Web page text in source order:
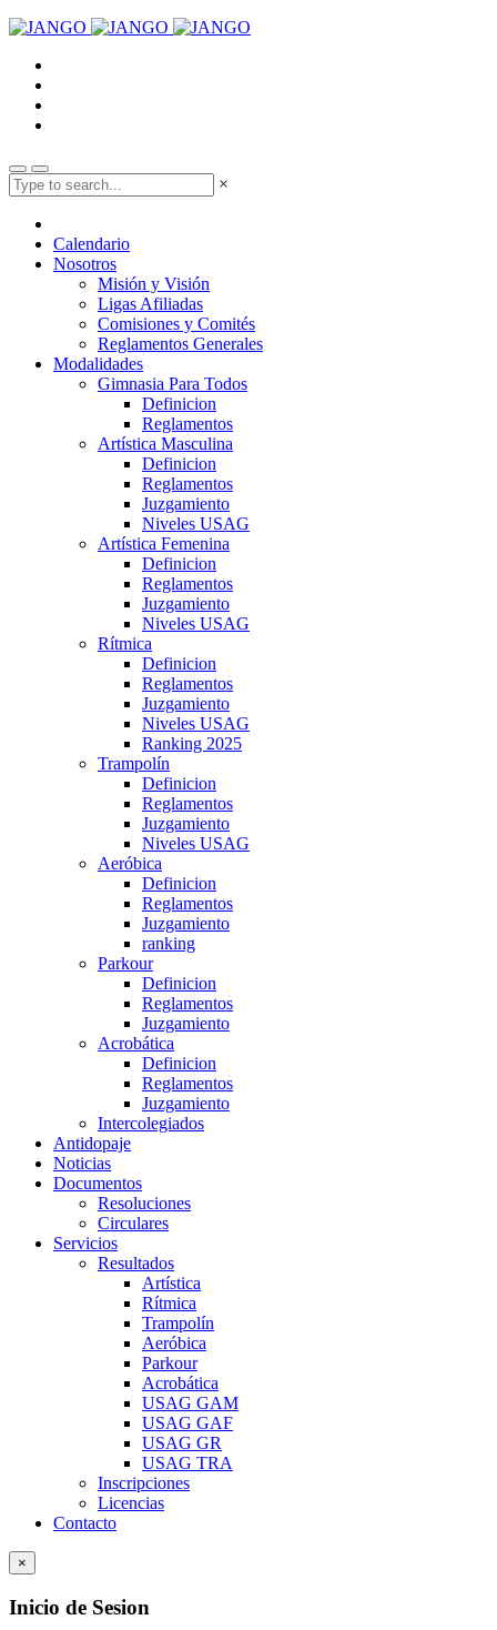
×
Calendario
Nosotros
Misión y Visión
Ligas Afiliadas
Comisiones y Comités
Reglamentos Generales
Modalidades
Gimnasia Para Todos
Definicion
Reglamentos
Artística Masculina
Definicion
Reglamentos
Juzgamiento
Niveles USAG
Artística Femenina
Definicion
Reglamentos
Juzgamiento
Niveles USAG
Rítmica
Definicion
Reglamentos
Juzgamiento
Niveles USAG
Ranking 2025
Trampolín
Definicion
Reglamentos
Juzgamiento
Niveles USAG
Aeróbica
Definicion
Reglamentos
Juzgamiento
ranking
Parkour
Definicion
Reglamentos
Juzgamiento
Acrobática
Definicion
Reglamentos
Juzgamiento
Intercolegiados
Antidopaje
Noticias
Documentos
Resoluciones
Circulares
Servicios
Resultados
Artística
Rítmica
Trampolín
Aeróbica
Parkour
Acrobática
USAG GAM
USAG GAF
USAG GR
USAG TRA
Inscripciones
Licencias
Contacto
×
Inicio de Sesion